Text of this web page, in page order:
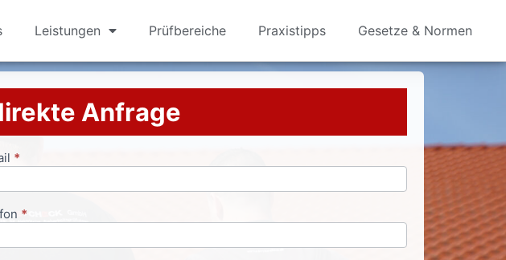
Leistungen Prüfbereiche Praxistipps Gesetze & Normen
Anfrage
*
*